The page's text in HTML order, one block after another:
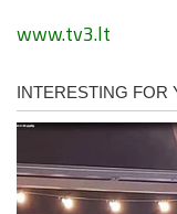
www.tv3.lt